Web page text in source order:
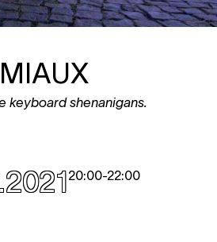
keyboard shenanigans.
20:00-22:00